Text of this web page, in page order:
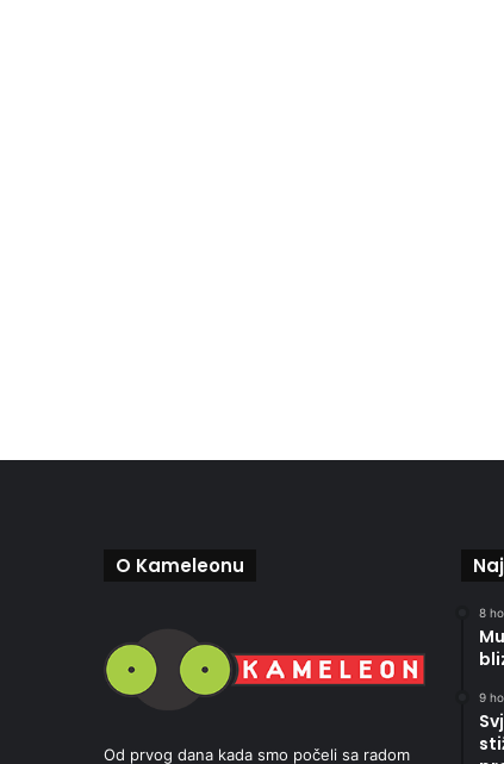
O Kameleonu
Od prvog dana kada smo počeli sa radom
8
9